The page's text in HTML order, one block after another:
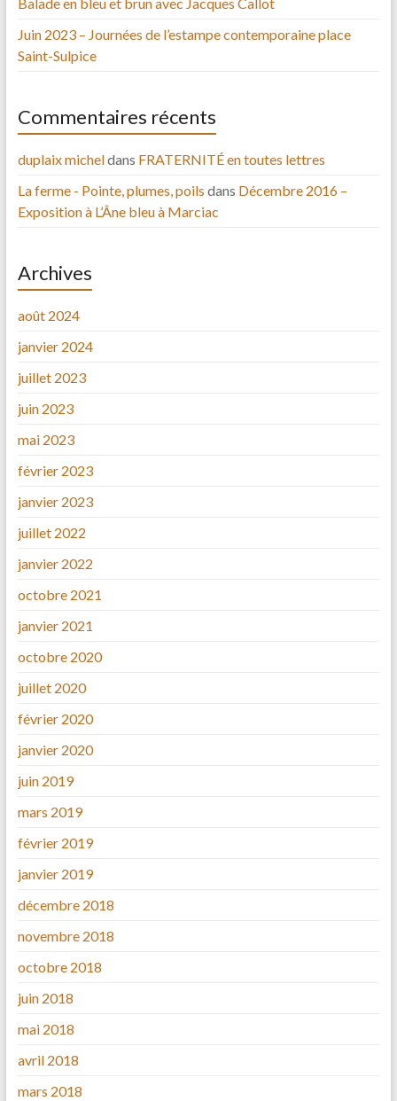
Juin 2023 – Journées de l’estampe contemporaine place
Saint-Sulpice
Commentaires récents
duplaix micheldans FRATERNITÉ en toutes lettres
La ferme - Pointe, plumes, poils dans Décembre 2016 –
Exposition à L’Âne bleu à Marciac
Archives
août 2024
janvier 2024
juillet 2023
juin 2023
mai 2023
février 2023
janvier 2023
juillet 2022
janvier 2022
octobre 2021
janvier 2021
octobre 2020
juillet 2020
février 2020
janvier 2020
juin 2019
mars 2019
février 2019
janvier 2019
décembre 2018
novembre 2018
octobre 2018
juin 2018
mai 2018
avril 2018
mars 2018